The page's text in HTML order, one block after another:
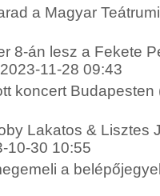
a Magyar
8-án lesz a Fekete
11-28 09:43
koncert Budapesten
Lakatos & Lisztes
10-30 10:55
a